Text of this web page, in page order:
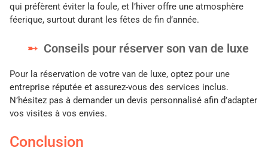
qui préfèrent éviter la foule, et l’hiver offre une atmosphère
féerique, surtout durant les fêtes de fin d’année.
Conseils pour réserver son van de luxe
Pour la réservation de votre van de luxe, optez pour une
entreprise réputée et assurez-vous des services inclus.
N’hésitez pas à demander un devis personnalisé afin d’adapter
vos visites à vos envies.
Conclusion